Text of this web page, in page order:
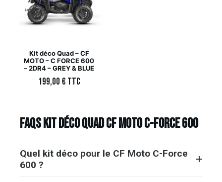
Kit déco Quad – CF
MOTO – C FORCE 600
– 2DR4 – GREY & BLUE
199,00€ TTC
FAQs Kit déco Quad CF Moto C-Force 600
Quel kit déco pour le CF Moto C-Force
600 ?